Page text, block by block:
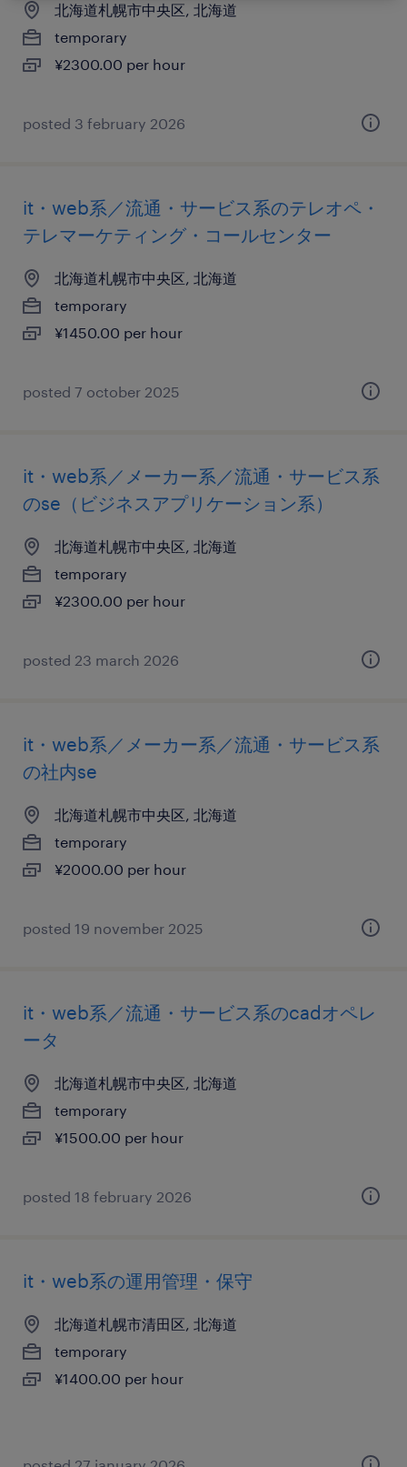
北海道札幌市中央区, 北海道
temporary
¥2300.00 per hour
posted 3 february 2026
it・web系／流通・サービス系のテレオペ・
テレマーケティング・コールセンター
北海道札幌市中央区, 北海道
temporary
¥1450.00 per hour
posted 7 october 2025
it・web系／メーカー系／流通・サービス系
のse（ビジネスアプリケーション系）
北海道札幌市中央区, 北海道
temporary
¥2300.00 per hour
posted 23 march 2026
it・web系／メーカー系／流通・サービス系
の社内se
北海道札幌市中央区, 北海道
temporary
¥2000.00 per hour
posted 19 november 2025
it・web系／流通・サービス系のcadオペレ
ータ
北海道札幌市中央区, 北海道
temporary
¥1500.00 per hour
posted 18 february 2026
it・web系の運用管理・保守
北海道札幌市清田区, 北海道
temporary
¥1400.00 per hour